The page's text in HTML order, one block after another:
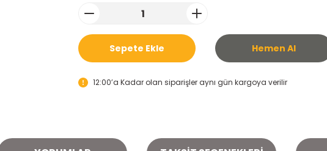
Sepete Ekle Hemen Al
12:00’a Kadar olan siparişler aynı gün kargoya verilir